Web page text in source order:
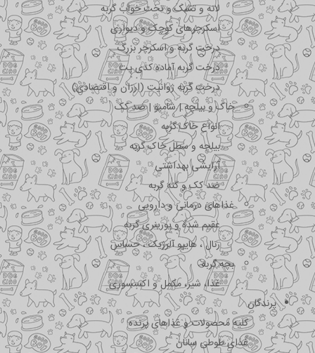
لانه و تشک و تخت خواب گربه
اسکرچرهای کوچک و دیواری
درخت گربه و اسکرچر بزرگ
درخت گربه آماده کدی پت
درخت گربه ژوانیت (ارزان و اقتصادی)
خاک و بیلچه | شامپو | ضد کک
انواع خاک گربه
بیلچه و سطل خاک گربه
آرایشی بهداشتی
ضد کک و کنه گربه
غذاهای درمانی و دارویی
عقیم شده و یورینری گربه
رنال ، هایپو آلرژیک ، حساس
بچه گربه
غذا، شیر، مکمل و اکسسوری
پرندگان
کلیه محصولات و غذاهای پرنده
غذای طوطی سانان